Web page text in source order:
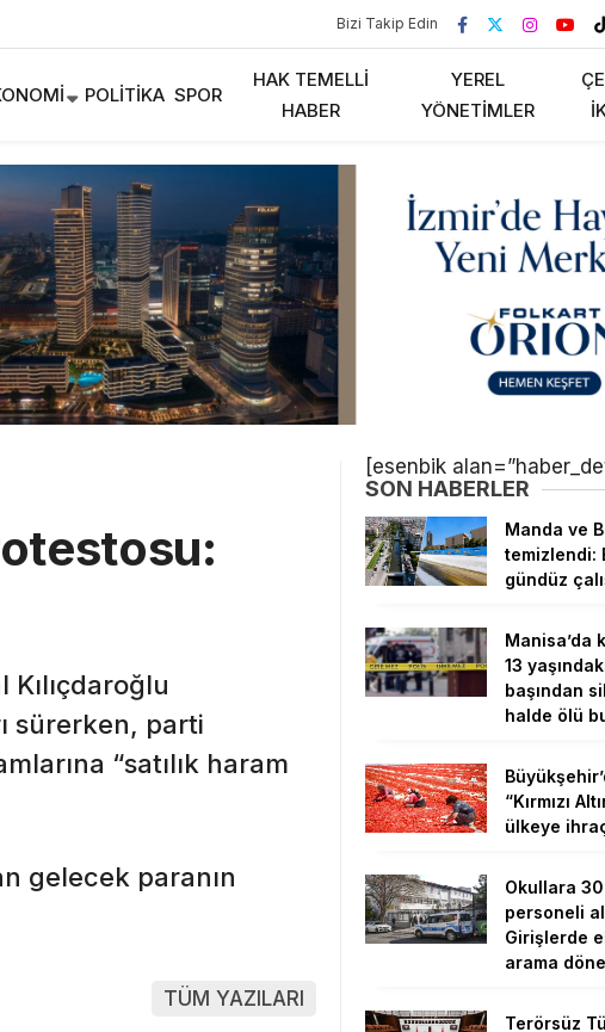
Bizi Takip Edin
POLITIKA SPOR
HAK TEMELLI
HABER
YEREL
YÖNETIMLER
sürerken, parti
“satılık haram
gelecek paranın
TÜM YAZILARI
[esenbik
SON HABERLER
Manda ve
temizlendi:
gündüz
Manisa’da
13
başından
halde ölü
“Kırmızı
ülkeye
Okullara
personeli
Girişlerde
arama
Terörsüz